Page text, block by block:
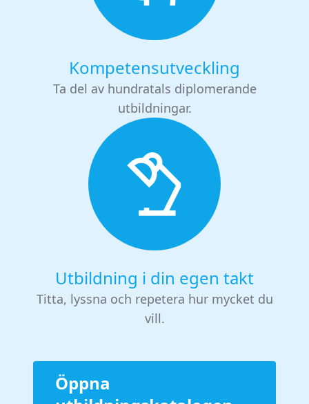
Kompetensutveckling
Ta del av hundratals diplomerande
utbildningar.
Utbildning i din egen takt
Titta, lyssna och repetera hur mycket du
vill.
Öppna